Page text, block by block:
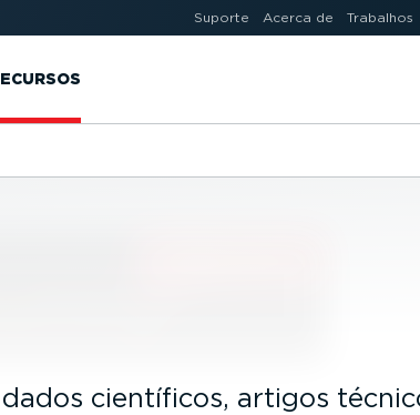
Suporte Acerca de Trabalhos
científicos, artigos